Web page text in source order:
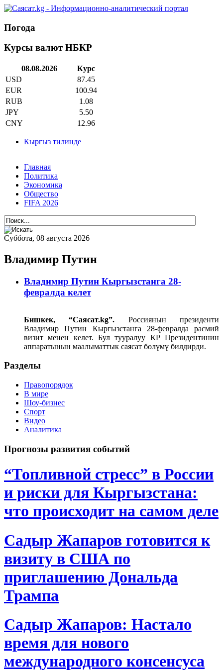
Погода
Курсы валют НБКР
08.08.2026
Курс
USD
87.45
EUR
100.94
RUB
1.08
JPY
5.50
CNY
12.96
Кыргыз тилинде
Главная
Политика
Экономика
Общество
FIFA 2026
Суббота, 08 августа 2026
Владимир Путин
Владимир Путин Кыргызстанга 28-
февралда келет
Бишкек, “Саясат.kg”. Россиянын президенти
Владимир Путин Кыргызстанга 28-февралда расмий
визит менен келет. Бул тууралуу КР Президентинин
аппаратынын маалыматтык саясат бөлүмү билдирди.
Разделы
Правопорядок
В мире
Шоу-бизнес
Спорт
Видео
Аналитика
Прогнозы развития событий
“Топливной стресс” в России
и риски для Кыргызстана:
что происходит на самом деле
Садыр Жапаров готовится к
визиту в США по
приглашению Дональда
Трампа
Садыр Жапаров: Настало
время для нового
международного консенсуса